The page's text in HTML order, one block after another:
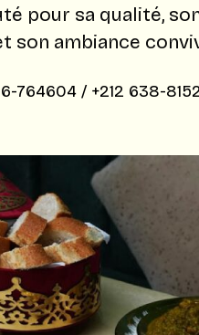
pour sa qualité,
son ambiance
764604 / +212 638-